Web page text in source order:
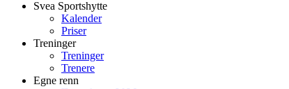
Svea Sportshytte
Kalender
Priser
Treninger
Treninger
Trenere
Egne renn